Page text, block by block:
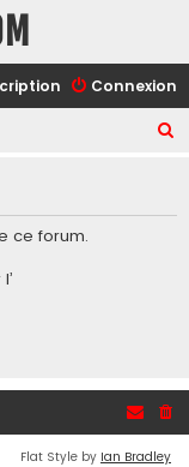
Connexion
h
ce forum.
Flat Style by Ian Bradley